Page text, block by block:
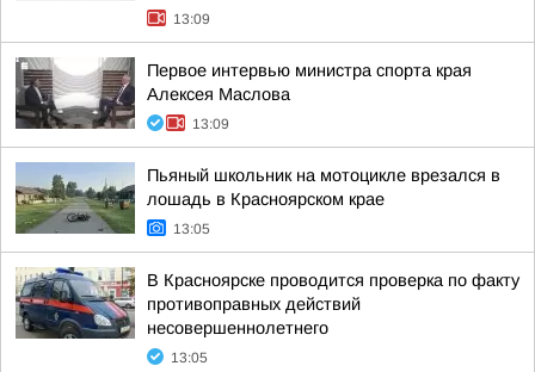
13:09
Первое интервью министра спорта края
Алексея Маслова
13:09
Пьяный школьник на мотоцикле врезался в
лошадь в Красноярском крае
13:05
В Красноярске проводится проверка по факту
противоправных действий
несовершеннолетнего
13:05